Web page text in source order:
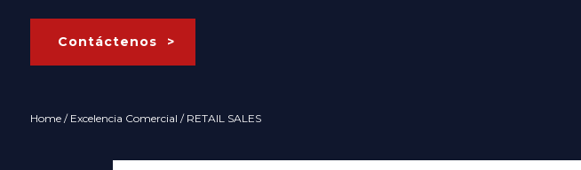
Contáctenos
Home/ Excelencia Comercial / RETAIL SALES